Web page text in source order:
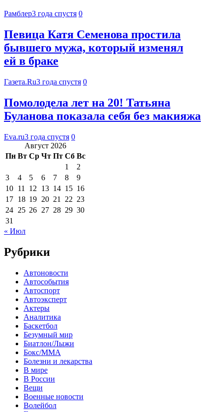
Рамблер3 года спустя 0
Певица Катя Семенова простила
бывшего мужа, который изменял
ей в браке
Газета.Ru3 года спустя 0
Помолодела лет на 20! Татьяна
Буланова показала себя без макияжа
Eva.ru3 года спустя 0
Август 2026
Пн Вт Ср Чт Пт Сб Вс
1
2
3
4 5 6 7 8
9
10 11 12 13 14 15 16
17 18 19 20 21 22 23
24 25 26 27 28 29 30
31
« Июл
Рубрики
Автоновости
Автособытия
Автоспорт
Автоэксперт
Актеры
Аналитика
Баскетбол
Безумный мир
Биатлон/Лыжи
Бокс/MMA
Болезни и лекарства
В мире
В России
Вещи
Военные новости
Волейбол